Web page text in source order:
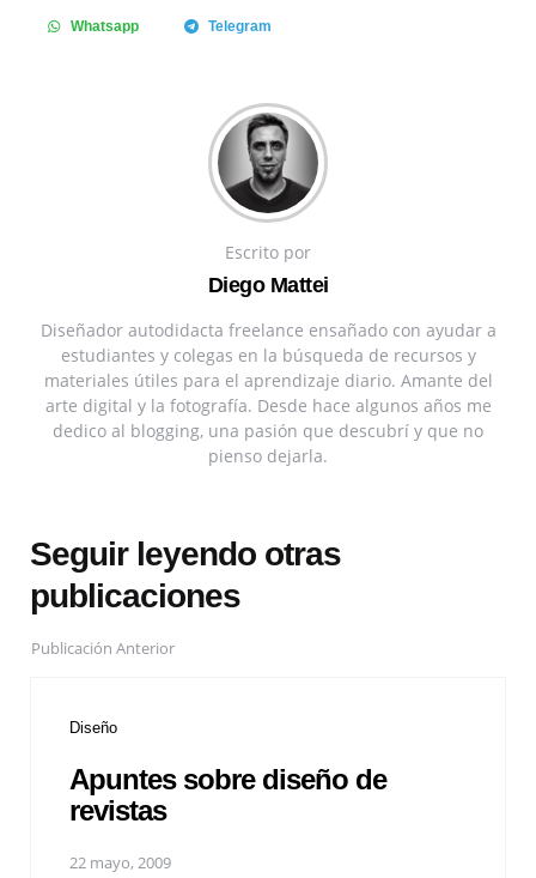
Whatsapp Telegram
Escrito por
Diego Mattei
Diseñador autodidacta freelance ensañado con ayudar a
estudiantes y colegas en la búsqueda de recursos y
materiales útiles para el aprendizaje diario. Amante del
arte digital y la fotografía. Desde hace algunos años me
dedico al blogging, una pasión que descubrí y que no
pienso dejarla.
Seguir leyendo otras
publicaciones
Publicación Anterior
Diseño
Apuntes sobre diseño de
revistas
22 mayo, 2009